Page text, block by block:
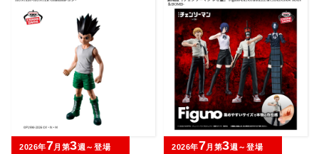
2026年7月第3週～登場 2026年7月第3週～登場